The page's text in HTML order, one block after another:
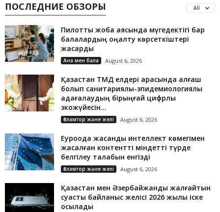
ПОСЛЕДНИЕ ОБЗОРЫ All
Пилоттық жоба аясында мүгедектігі бар
балалардың оңалту көрсеткіштері
жақсарды
Ана мен бала August 6, 2026
Қазақстан ТМД елдері арасында алғаш
болып санитариялық-эпидемиологиялық
қадағалаудың бірыңғай цифрлық
экожүйесін...
Ғаламтор және желі August 6, 2026
Еуроодақ жасанды интеллект көмегімен
жасалған контентті міндетті түрде
белгілеу талабын енгізді
Ғаламтор және желі August 6, 2026
Қазақстан мен Әзербайжанды жалғайтын
суасты байланыс желісі 2026 жылы іске
қосылады